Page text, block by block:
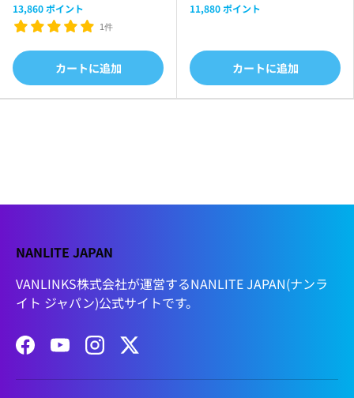
13,860ポイント
1件
カートに追加
11,880ポイント
カートに追加
NANLITE JAPAN
VANLINKS株式会社が運営するNANLITE JAPAN(ナンラ
イト ジャパン)公式サイトです。
FacebookYouTubeInstagramTwitter